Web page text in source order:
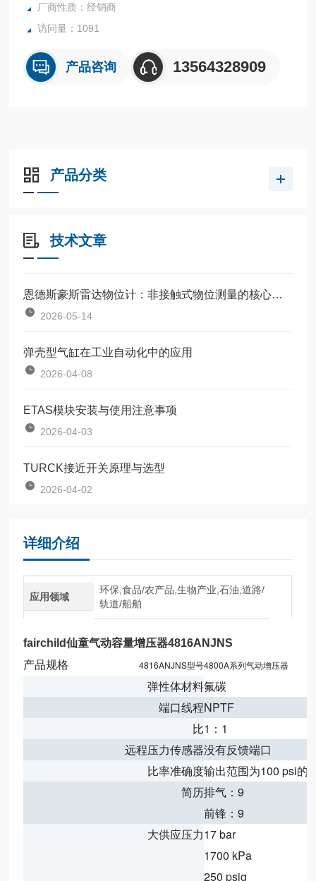
软座供气和排气阀，无泄漏操作
压力平衡供应阀保持死区规格。
两个附件端
厂商性质：经销商
访问量：1091
产品咨询 13564328909
产品分类
技术文章
恩德斯豪斯雷达物位计：非接触式物位测量的核心设备
2026-05-14
弹壳型气缸在工业自动化中的应用
2026-04-08
ETAS模块安装与使用注意事项
2026-04-03
TURCK接近开关原理与选型
2026-04-02
详细介绍
应用领域
环保,食品/农产品,生物产业,石油,道路/
轨道/船舶
fairchild仙童气动容量增压器4816ANJNS
产品规格4816ANJNS型号4800A系列气动增压器
弹性体材料氟碳
端口线程NPTF
比1：1
远程压力传感器没有反馈端口
比率准确度输出范围为100 psi的
简历排气：9
前锋：9
大供应压力17 bar
1700 kPa
250 psig